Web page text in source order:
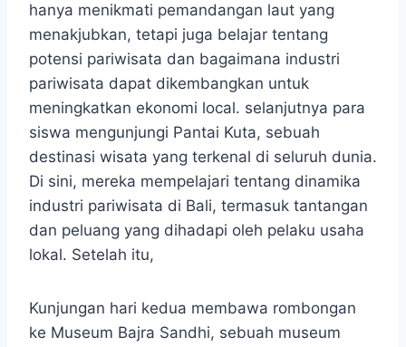
hanya menikmati pemandangan laut yang
menakjubkan, tetapi juga belajar tentang
potensi pariwisata dan bagaimana industri
pariwisata dapat dikembangkan untuk
meningkatkan ekonomi local. selanjutnya para
siswa mengunjungi Pantai Kuta, sebuah
destinasi wisata yang terkenal di seluruh dunia.
Di sini, mereka mempelajari tentang dinamika
industri pariwisata di Bali, termasuk tantangan
dan peluang yang dihadapi oleh pelaku usaha
lokal. Setelah itu,
Kunjungan hari kedua membawa rombongan
ke Museum Bajra Sandhi, sebuah museum